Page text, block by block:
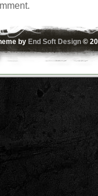
by End Soft Design ©